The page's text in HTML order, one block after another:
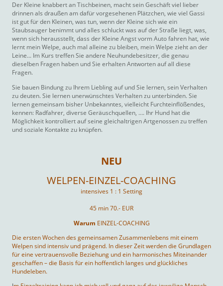
Der Kleine knabbert an Tischbeinen, macht sein Geschäft viel lieber
drinnen als draußen am dafür vorgesehenen Plätzchen, wie viel Gassi
ist gut für den Kleinen, was tun, wenn der Kleine sich wie ein
Staubsauger benimmt und alles schluckt was auf der Straße liegt, was,
wenn sich herausstellt, dass der Kleine Angst vorm Auto fahren hat, wie
lernt mein Welpe, auch mal alleine zu bleiben, mein Welpe zieht an der
Leine... Im Kurs treffen Sie andere Neuhundebesitzer, die genau
dieselben Fragen haben und Sie erhalten Antworten auf all diese
Fragen.
Sie bauen Bindung zu Ihrem Liebling auf und Sie lernen, sein Verhalten
zu deuten. Sie lernen unerwünschtes Verhalten zu unterbinden. Sie
lernen gemeinsam bisher Unbekanntes, vielleicht Furchteinflößendes,
kennen: Radfahrer, diverse Geräuschquellen, …. Ihr Hund hat die
Möglichkeit kontrolliert auf seine gleichaltrigen Artgenossen zu treffen
und soziale Kontakte zu knüpfen.
NEU
WELPEN-EINZEL-COACHING
intensives 1 : 1 Setting
45 min 70.- EUR
Warum EINZEL-COACHING
Die ersten Wochen des gemeinsamen Zusammenlebens mit einem
Welpen sind intensiv und prägend. In dieser Zeit werden die Grundlagen
für eine vertrauensvolle Beziehung und ein harmonisches Miteinander
geschaffen – die Basis für ein hoffentlich langes und glückliches
Hundeleben.